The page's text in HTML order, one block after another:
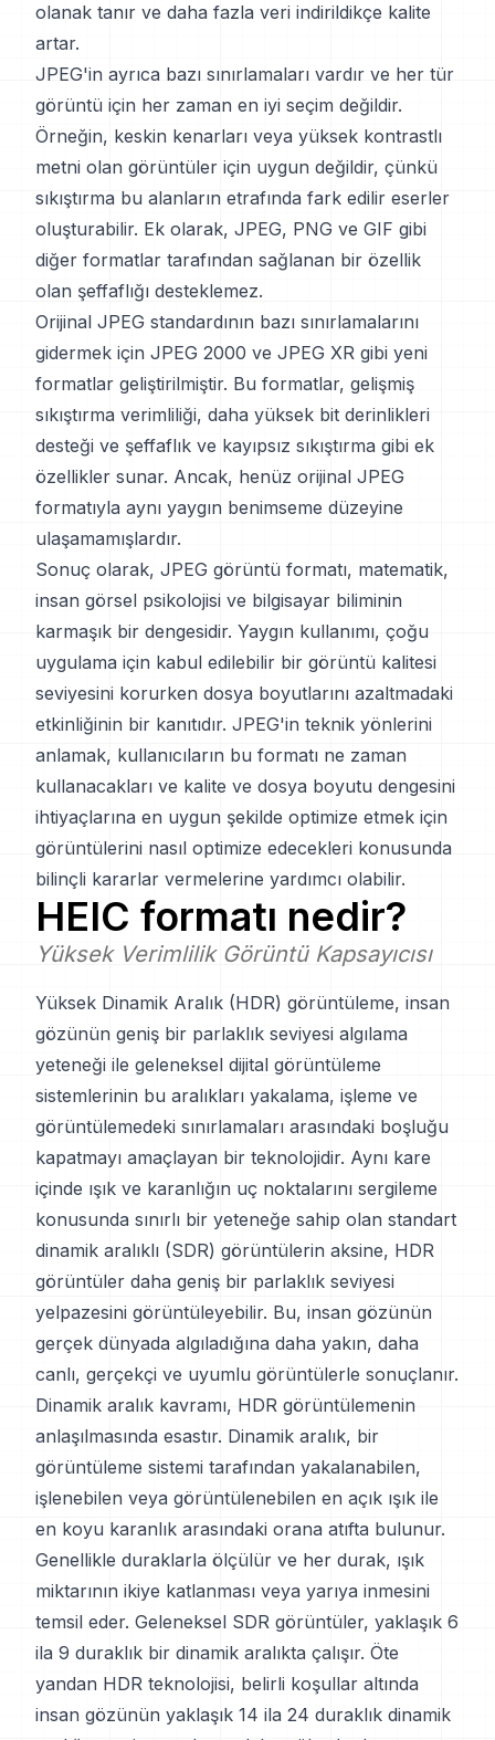
olanak tanır ve daha fazla veri indirildikçe kalite
artar.
JPEG'in ayrıca bazı sınırlamaları vardır ve her tür
görüntü için her zaman en iyi seçim değildir.
Örneğin, keskin kenarları veya yüksek kontrastlı
metni olan görüntüler için uygun değildir, çünkü
sıkıştırma bu alanların etrafında fark edilir eserler
oluşturabilir. Ek olarak, JPEG, PNG ve GIF gibi
diğer formatlar tarafından sağlanan bir özellik
olan şeffaflığı desteklemez.
Orijinal JPEG standardının bazı sınırlamalarını
gidermek için JPEG 2000 ve JPEG XR gibi yeni
formatlar geliştirilmiştir. Bu formatlar, gelişmiş
sıkıştırma verimliliği, daha yüksek bit derinlikleri
desteği ve şeffaflık ve kayıpsız sıkıştırma gibi ek
özellikler sunar. Ancak, henüz orijinal JPEG
formatıyla aynı yaygın benimseme düzeyine
ulaşamamışlardır.
Sonuç olarak, JPEG görüntü formatı, matematik,
insan görsel psikolojisi ve bilgisayar biliminin
karmaşık bir dengesidir. Yaygın kullanımı, çoğu
uygulama için kabul edilebilir bir görüntü kalitesi
seviyesini korurken dosya boyutlarını azaltmadaki
etkinliğinin bir kanıtıdır. JPEG'in teknik yönlerini
anlamak, kullanıcıların bu formatı ne zaman
kullanacakları ve kalite ve dosya boyutu dengesini
ihtiyaçlarına en uygun şekilde optimize etmek için
görüntülerini nasıl optimize edecekleri konusunda
bilinçli kararlar vermelerine yardımcı olabilir.
HEIC formatı nedir?
Yüksek Verimlilik Görüntü Kapsayıcısı
Yüksek Dinamik Aralık (HDR) görüntüleme, insan
gözünün geniş bir parlaklık seviyesi algılama
yeteneği ile geleneksel dijital görüntüleme
sistemlerinin bu aralıkları yakalama, işleme ve
görüntülemedeki sınırlamaları arasındaki boşluğu
kapatmayı amaçlayan bir teknolojidir. Aynı kare
içinde ışık ve karanlığın uç noktalarını sergileme
konusunda sınırlı bir yeteneğe sahip olan standart
dinamik aralıklı (SDR) görüntülerin aksine, HDR
görüntüler daha geniş bir parlaklık seviyesi
yelpazesini görüntüleyebilir. Bu, insan gözünün
gerçek dünyada algıladığına daha yakın, daha
canlı, gerçekçi ve uyumlu görüntülerle sonuçlanır.
Dinamik aralık kavramı, HDR görüntülemenin
anlaşılmasında esastır. Dinamik aralık, bir
görüntüleme sistemi tarafından yakalanabilen,
işlenebilen veya görüntülenebilen en açık ışık ile
en koyu karanlık arasındaki orana atıfta bulunur.
Genellikle duraklarla ölçülür ve her durak, ışık
miktarının ikiye katlanması veya yarıya inmesini
temsil eder. Geleneksel SDR görüntüler, yaklaşık 6
ila 9 duraklık bir dinamik aralıkta çalışır. Öte
yandan HDR teknolojisi, belirli koşullar altında
insan gözünün yaklaşık 14 ila 24 duraklık dinamik